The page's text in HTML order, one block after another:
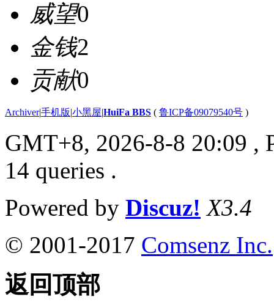
威望0
金钱2
贡献0
Archiver|手机版|小黑屋|HuiFa BBS ( 鲁ICP备09079540号 )
GMT+8, 2026-8-8 20:09 ,
14 queries .
Powered by Discuz! X3.4
© 2001-2017 Comsenz Inc.
返回顶部